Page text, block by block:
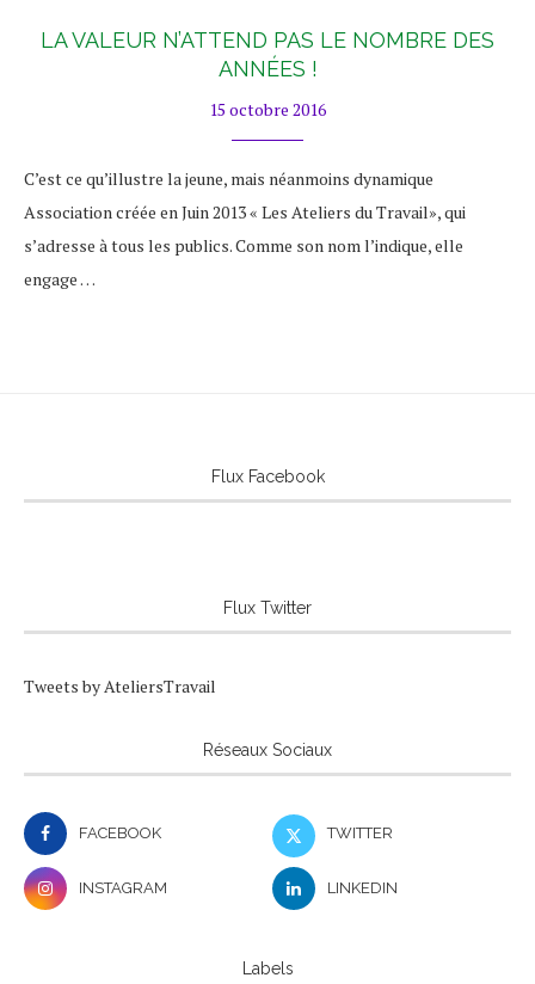
LA VALEUR N’ATTEND PAS LE NOMBRE DES
ANNÉES !
15 octobre 2016
C’est ce qu’illustre la jeune, mais néanmoins dynamique
Association créée en Juin 2013 « Les Ateliers du Travail», qui
s’adresse à tous les publics. Comme son nom l’indique, elle
engage …
Flux Facebook
Flux Twitter
Tweets by AteliersTravail
Réseaux Sociaux
FACEBOOK TWITTER
INSTAGRAM LINKEDIN
Labels